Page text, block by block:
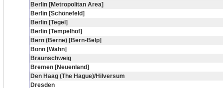
Berlin [Metropolitan Area]
Berlin [Schönefeld]
Berlin [Tegel]
Berlin [Tempelhof]
Bern (Berne) [Bern-Belp]
Bonn [Wahn]
Braunschweig
Bremen [Neuenland]
Den Haag (The Hague)/Hilversum
Dresden